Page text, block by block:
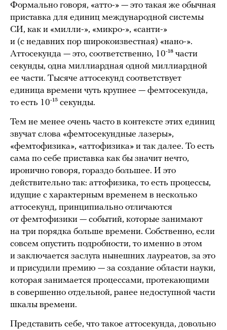
Формально говоря, «атто-» — это такая же обычная
приставка для единиц международной системы
СИ, как и «милли-», «микро-», «санти-»
и (с недавних пор широкоизвестная) «нано-».
Аттосекунда — это, соответственно, 10⁻¹⁸ части
секунды, одна миллиардная одной миллиардной
ее части. Тысяче аттосекунд соответствует
единица времени чуть крупнее — фемтосекунда,
то есть 10⁻¹⁵ секунды.
Тем не менее очень часто в контексте этих единиц
звучат слова «фемтосекундные лазеры»,
«фемтофизика», «аттофизика» и так далее. То есть
сама по себе приставка как бы значит нечто,
иронично говоря, гораздо большее. И это
действительно так: аттофизика, то есть процессы,
идущие с характерным временем в несколько
аттосекунд, принципиально отличаются
от фемтофизики — событий, которые занимают
на три порядка больше времени. Собственно, если
совсем опустить подробности, то именно в этом
и заключается заслуга нынешних лауреатов, за это
и присудили премию — за создание области науки,
которая занимается процессами, протекающими
в совершенно отдельной, ранее недоступной части
шкалы времени.
Представить себе, что такое аттосекунда, довольно